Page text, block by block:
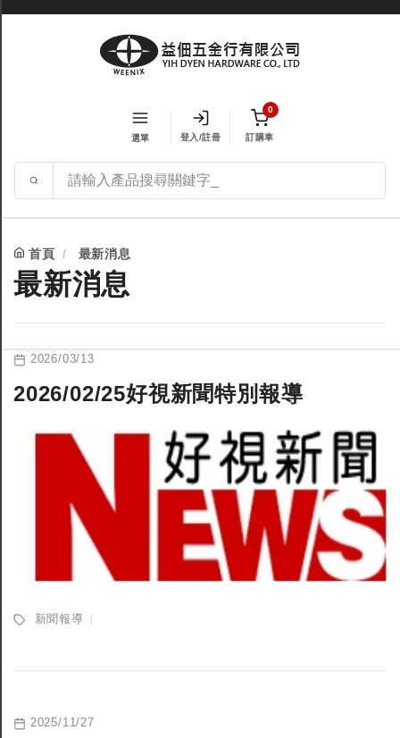
選單 登入/註冊
0
訂購車
首頁 最新消息
最新消息
台製WEENIX四刃全鎢鋼銑刀
全鎢鋼銑刀
台製WEENIX加長二
銑刀
2026/03/13
2026/02/25好視新聞特別報導
新聞報導
2025/11/27